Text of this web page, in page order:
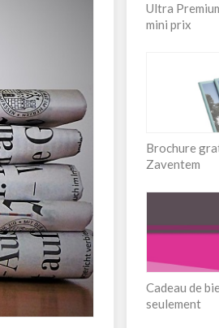
Ultra
mini prix
Brochure
Zaventem
Cadeau de
seulement